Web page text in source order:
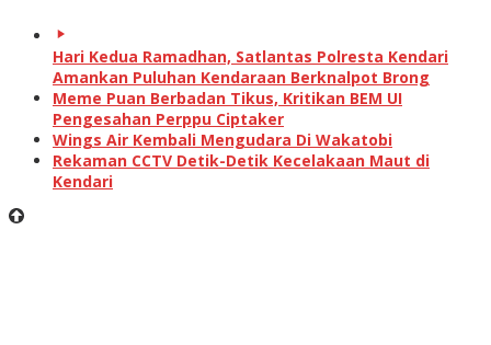
Hari Kedua Ramadhan, Satlantas Polresta Kendari
Amankan Puluhan Kendaraan Berknalpot Brong
Meme Puan Berbadan Tikus, Kritikan BEM UI
Pengesahan Perppu Ciptaker
Wings Air Kembali Mengudara Di Wakatobi
Rekaman CCTV Detik-Detik Kecelakaan Maut di
Kendari